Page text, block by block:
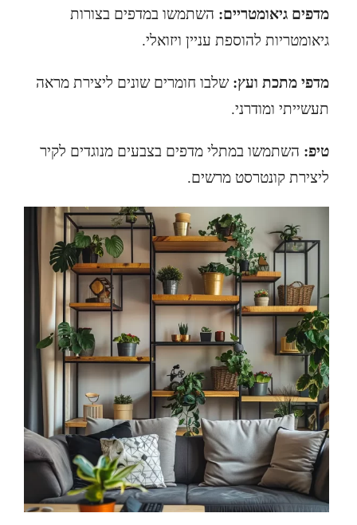
מדפים גיאומטריים: השתמשו במדפים בצורות
גיאומטריות להוספת עניין ויזואלי.
מדפי מתכת ועץ: שלבו חומרים שונים ליצירת מראה
תעשייתי ומודרני.
טיפ: השתמשו במתלי מדפים בצבעים מנוגדים לקיר
ליצירת קונטרסט מרשים.